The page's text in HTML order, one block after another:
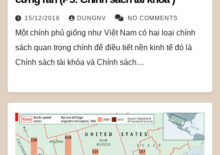
15/12/2016 DUNGNV NO COMMENTS
Một chính phủ giống như Việt Nam có hai loại chính
sách quan trọng chính để điều tiết nền kinh tế đó là
Chính sách tài khóa và Chính sách…